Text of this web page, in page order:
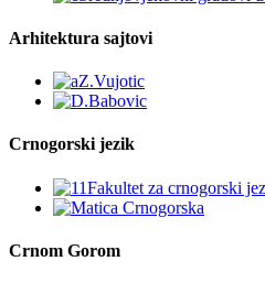
Arhitektura sajtovi
Crnogorski jezik
Crnom Gorom